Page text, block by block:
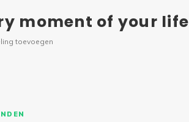
moment of your life
toevoegen